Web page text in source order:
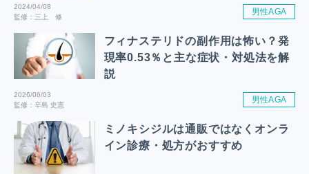
2024/04/08
監修：三上 修
男性AGA
フィナステリドの副作用は怖い？発
現率0.53％と主な症状・対処法を解
説
2026/06/03
監修：辛島 史憲
男性AGA
ミノキシジルは通販ではなくオンラ
イン診療・処方がおすすめ